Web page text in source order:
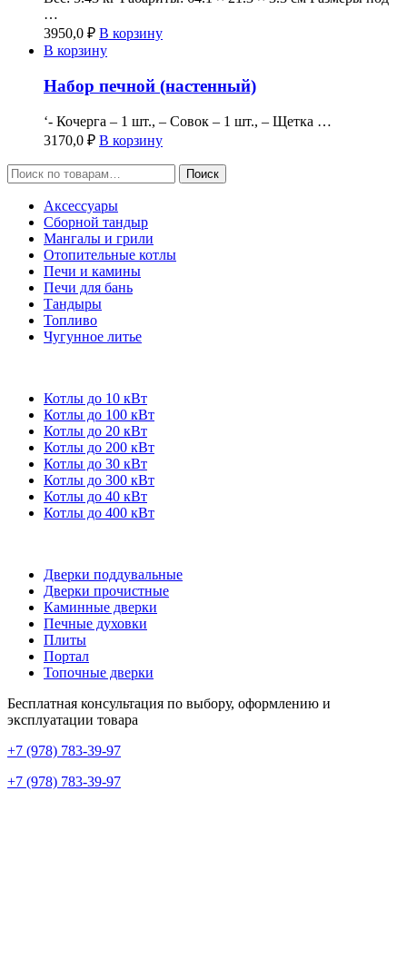
…
3950,0 ₽ В корзину
В корзину
Набор печной (настенный)
‘- Кочерга – 1 шт., – Совок – 1 шт., – Щетка …
3170,0 ₽ В корзину
Искать:
Поиск
Аксессуары
Сборной тандыр
Мангалы и грили
Отопительные котлы
Печи и камины
Печи для бань
Тандыры
Топливо
Чугунное литье
Котлы до 10 кВт
Котлы до 100 кВт
Котлы до 20 кВт
Котлы до 200 кВт
Котлы до 30 кВт
Котлы до 300 кВт
Котлы до 40 кВт
Котлы до 400 кВт
Дверки поддувальные
Дверки прочистные
Каминные дверки
Печные духовки
Плиты
Портал
Топочные дверки
Бесплатная консультация по выбору, оформлению и
эксплуатации товара
+7 (978) 783-39-97
+7 (978) 783-39-97